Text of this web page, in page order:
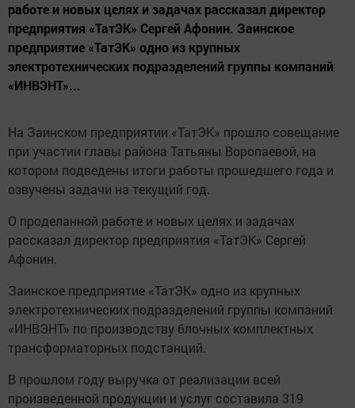
работе и новых целях и задачах рассказал директор
предприятия «ТатЭК» Сергей Афонин. Заинское
предприятие «ТатЭК» одно из крупных
электротехнических подразделений группы компаний
«ИНВЭНТ»...
На Заинском предприятии «ТатЭК» прошло совещание
при участии главы района Татьяны Воропаевой, на
котором подведены итоги работы прошедшего года и
озвучены задачи на текущий год.
О проделанной работе и новых целях и задачах
рассказал директор предприятия «ТатЭК» Сергей
Афонин.
Заинское предприятие «ТатЭК» одно из крупных
электротехнических подразделений группы компаний
«ИНВЭНТ» по производству блочных комплектных
трансформаторных подстанций.
В прошлом году выручка от реализации всей
произведенной продукции и услуг составила 319